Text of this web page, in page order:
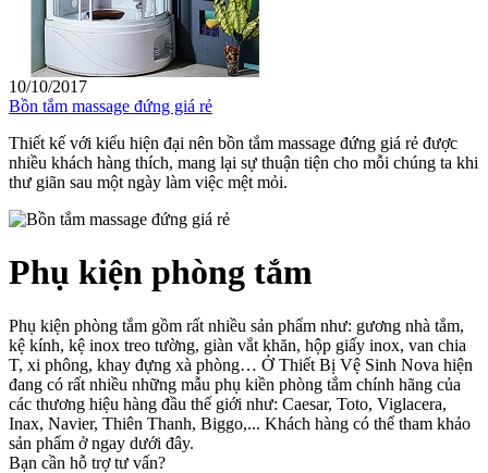
10/10/2017
Bồn tắm massage đứng giá rẻ
Thiết kế với kiểu hiện đại nên bồn tắm massage đứng giá rẻ được
nhiều khách hàng thích, mang lại sự thuận tiện cho mỗi chúng ta khi
thư giãn sau một ngày làm việc mệt mỏi.
Phụ kiện phòng tắm
Phụ kiện phòng tắm gồm rất nhiều sản phẩm như: gương nhà tắm,
kệ kính, kệ inox treo tường, giàn vắt khăn, hộp giấy inox, van chia
T, xi phông, khay đựng xà phòng… Ở Thiết Bị Vệ Sinh Nova hiện
đang có rất nhiều những mẫu phụ kiền phòng tắm chính hãng của
các thương hiệu hàng đầu thế giới như: Caesar, Toto, Viglacera,
Inax, Navier, Thiên Thanh, Biggo,... Khách hàng có thể tham khảo
sản phẩm ở ngay dưới đây.
Bạn cần hỗ trợ tư vấn?